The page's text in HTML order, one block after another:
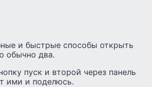
и быстрые способы открыть
обычно два.
пуск и второй через панель
ими и поделюсь.